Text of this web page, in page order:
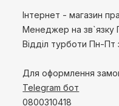
Інтернет - магазин
Менеджер на зв`язку
Відділ турботи Пн-Пт
Для оформлення
Telegram бот
0800310418